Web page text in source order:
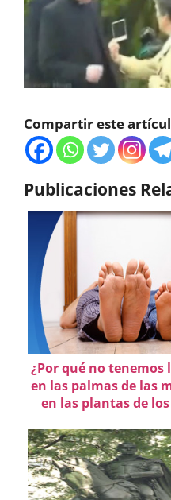
Compartir este
Publicaciones
¿Por qué no tenemos
en las palmas de las
en las plantas de los